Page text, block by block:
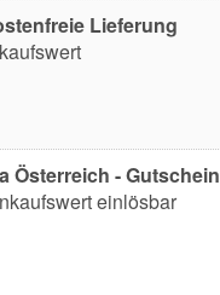
Lieferung
Österreich - Gutschein
einlösbar